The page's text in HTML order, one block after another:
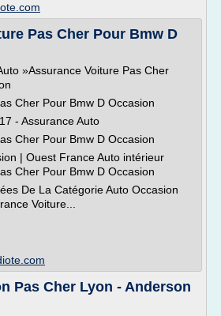
Pas Cher Pour Bmw D
»Assurance Voiture Pas Cher
Cher Pour Bmw D Occasion
- Assurance Auto
Cher Pour Bmw D Occasion
| Ouest France Auto intérieur
Cher Pour Bmw D Occasion
De La Catégorie Auto Occasion
Voiture...
Pas Cher Lyon - Anderson